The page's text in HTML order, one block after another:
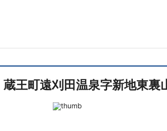
蔵王町遠刈田温泉字新地東